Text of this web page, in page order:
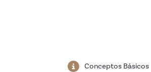
Conceptos Básicos